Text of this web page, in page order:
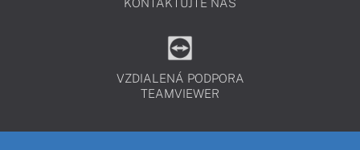
KONTAKTUJTE NÁS
VZDIALENÁ PODPORA
TEAMVIEWER